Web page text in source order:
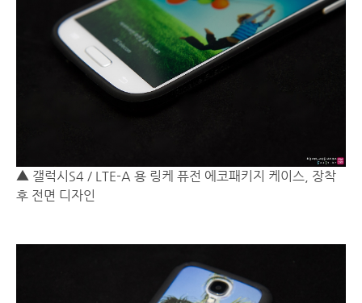
▲ 갤럭시S4 / LTE-A 용 링케 퓨전 에코패키지 케이스, 장착
후 전면 디자인